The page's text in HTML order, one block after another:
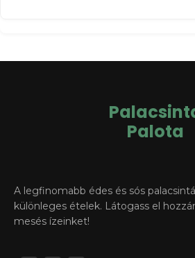
Palota
A legfinomabb édes és sós
különleges ételek. Látogass el
mesés ízeinket!